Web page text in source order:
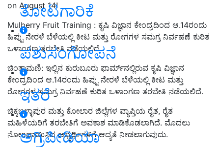
ತೋಟಗಾರಿಕೆ
ಪಶುಸಂಗೋಪನೆ
ಇತರೆ
ಅಗ್ರಿಪೀಡಿಯಾ
on August 14!
Mulberry Fruit Training : ಕೃಷಿ ವಿಜ್ಞಾನ ಕೇಂದ್ರದಿಂದ ಆ.14ರಂದು
ಹಿಪ್ಪು ನೇರಳೆ ಬೆಳೆಯಲ್ಲಿ ಕೀಟ ಮತ್ತು ರೋಗಗಳ ಸಮಗ್ರ ನಿರ್ವಹಣೆ ಕುರಿತ
ಒಳಾಂಗಣ ತರಬೇತಿ ನಡೆಯಲಿದೆ.
ಚಿಂತಾಮಣಿ: ಇಲ್ಲಿನ ಕುರುಬೂರು ಫಾರ್ಮ್‌ನಲ್ಲಿರುವ ಕೃಷಿ ವಿಜ್ಞಾನ
ಕೇಂದ್ರದಿಂದ ಆ.14ರಂದು ಹಿಪ್ಪು ನೇರಳೆ ಬೆಳೆಯಲ್ಲಿ ಕೀಟ ಮತ್ತು
ರೋಗಗಳ ಸಮಗ್ರ ನಿರ್ವಹಣೆ ಕುರಿತ ಒಳಾಂಗಣ ತರಬೇತಿ ನಡೆಯಲಿದೆ.
ಚಿಕ್ಕಬಳ್ಳಾಪುರ ಮತ್ತು ಕೋಲಾರ ಜಿಲ್ಲೆಗಳ ವ್ಯಾಪ್ತಿಯ ರೈತ, ರೈತ
ಮಹಿಳೆಯರಿಗೆ ತರಬೇತಿಗೆ ಅವಕಾಶ ಮಾಡಿಕೊಡಲಾಗಿದೆ. ಮೊದಲು
ನೋಂದಾಯಿಸಿದ ಅಭ್ಯರ್ಥಿಗಳಿಗೆ ಆದ್ಯತೆ ನೀಡಲಾಗುವುದು.